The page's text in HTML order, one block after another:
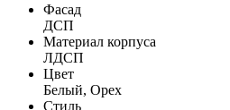
Фасад
ДСП
Материал корпуса
ЛДСП
Цвет
Белый, Орех
Стиль